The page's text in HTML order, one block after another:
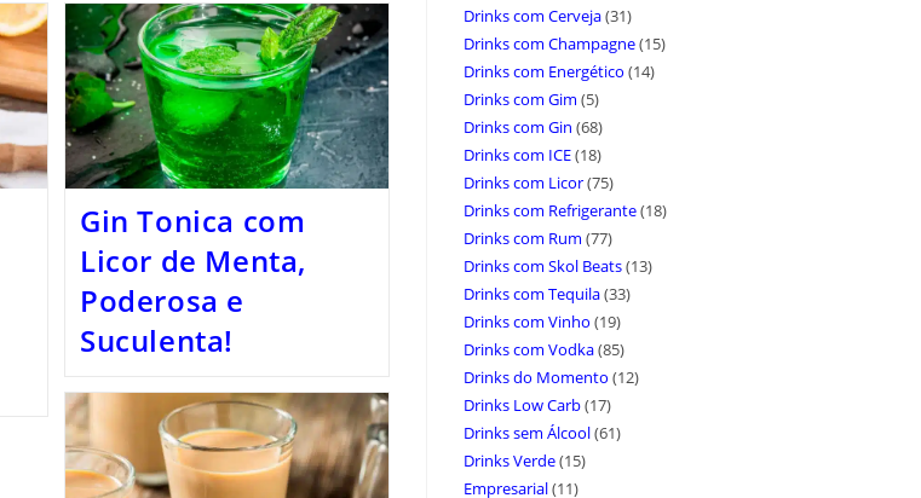
Gin Tonica com
Licor de Menta,
Poderosa e
Suculenta!
Drinks com Cerveja(31)
Drinks com Champagne(15)
Drinks com Energético (14)
Drinks com Gim (5)
Drinks com Gin (68)
Drinks com ICE(18)
Drinks com Licor(75)
Drinks com Refrigerante(18)
Drinks com Rum (77)
Drinks com Skol Beats(13)
Drinks com Tequila(33)
Drinks com Vinho (19)
Drinks com Vodka(85)
Drinks do Momento (12)
Drinks Low Carb(17)
Drinks sem Álcool(61)
Drinks Verde(15)
Empresarial(11)